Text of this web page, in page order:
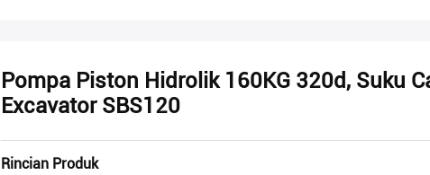
Pompa Piston Hidrolik 160KG 320d, Suku
Excavator SBS120
Rincian Produk